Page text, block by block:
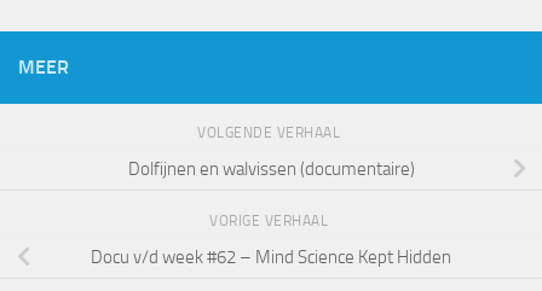
MEER
VOLGENDE VERHAAL
Dolfijnen en walvissen (documentaire)
VORIGE VERHAAL
Docu v/d week #62 – Mind Science Kept Hidden